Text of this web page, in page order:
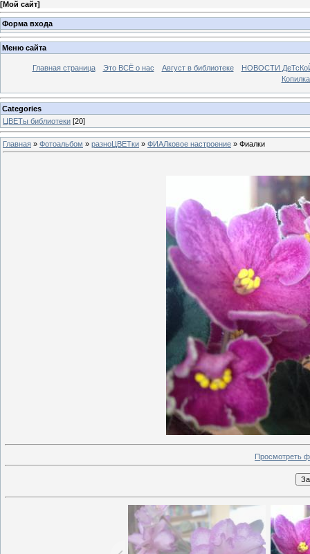
[Мой сайт]
Форма входа
Меню сайта
Главная страница Это ВСЁ о нас Август в библиотеке
НОВОСТИ
Categories
ЦВЕТы библиотеки [20]
Главная » Фотоальбом » разноЦВЕТки » ФИАЛковое настроение » Фиалки
Просмотреть